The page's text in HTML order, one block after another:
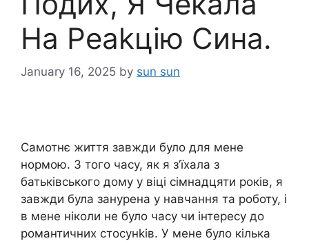
На Реаkцію Сина.
January 16, 2025 by sun sun
Самотнє життя завжди було для мене
нормою. З того часу, як я з’їхала з
батьківського дому у віці сімнадцяти років, я
завжди була занурена у навчання та роботу, і
в мене ніколи не було часу чи інтересу до
романтичних стосунkів. У мене було кілька